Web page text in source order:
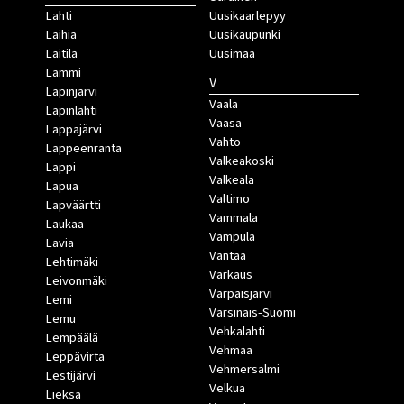
Lahti
Laihia
Laitila
Lammi
Lapinjärvi
Lapinlahti
Lappajärvi
Lappeenranta
Lappi
Lapua
Lapväärtti
Laukaa
Lavia
Lehtimäki
Leivonmäki
Lemi
Lemu
Lempäälä
Leppävirta
Lestijärvi
Lieksa
Uusikaarlepyy
Uusikaupunki
Uusimaa
V
Vaala
Vaasa
Vahto
Valkeakoski
Valkeala
Valtimo
Vammala
Vampula
Vantaa
Varkaus
Varpaisjärvi
Varsinais-Suomi
Vehkalahti
Vehmaa
Vehmersalmi
Velkua